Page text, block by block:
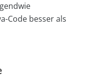
Code besser als